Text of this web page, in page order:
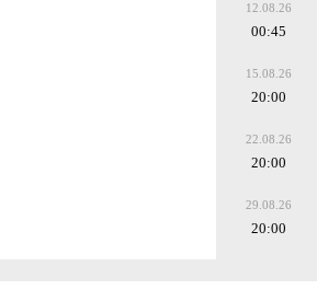
12.08.26
00:45
15.08.26
20:00
22.08.26
20:00
29.08.26
20:00